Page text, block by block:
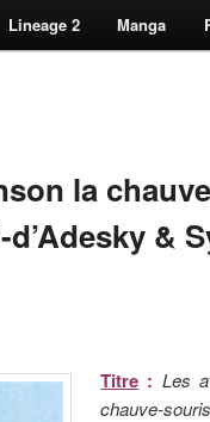
Lineage 2 Manga
la
&
Titre : Les
chauve-souris